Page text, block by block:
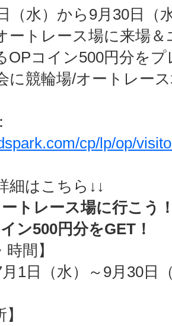
（水）から9月30日（
ートレース場に来場
OPコイン500円分を
に競輪場/オートレー
cp/lp/op/
細はこちら↓↓
トレース場に行こう
ン500円分をGET！
間】
日（水）～9月30日